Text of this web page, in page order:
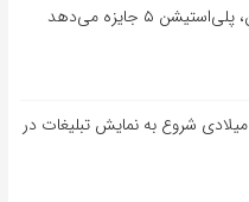
۵ جایزه می‌دهد
شروع به نمایش تبلیغات در